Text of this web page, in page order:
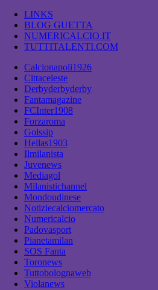
LINKS
BLOG GUETTA
NUMERICALCIO.IT
TUTTITALENTI.COM
Calcionapoli1926
Cittaceleste
Derbyderbyderby
Fantamagazine
FCInter1908
Forzaroma
Golssip
Hellas1903
Ilmilanista
Juvenews
Mediagol
Milanistichannel
Mondoudinese
Notiziecalciomercato
Numericalcio
Padovasport
Pianetamilan
SOS Fanta
Toronews
Tuttobolognaweb
Violanews